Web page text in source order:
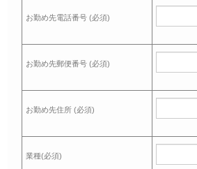
お勤め先電話番号 (必須)
お勤め先郵便番号 (必須)
お勤め先住所 (必須)
業種(必須)